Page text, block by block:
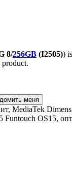
8/256GB (I2505))
MediaTek
Funtouch OS15,